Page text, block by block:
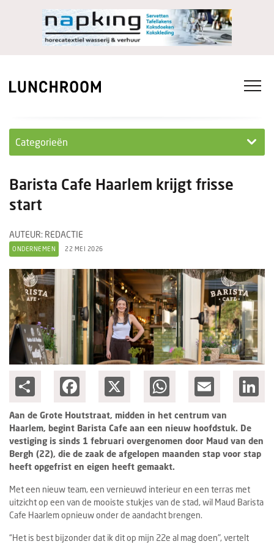
Categorieën
Nieuwe lunchrooms
Columns
Groots ondernemen
Barista Cafe Haarlem krijgt frisse
start
AUTEUR: REDACTIE
ONDERNEMEN 22 MEI 2026
Facebook WhatsAppEmail
Aan de Grote Houtstraat, midden in het centrum van
Haarlem, begint Barista Cafe aan een nieuw hoofdstuk. De
vestiging is sinds 1 februari overgenomen door Maud van den
Bergh (22), die de zaak de afgelopen maanden stap voor stap
heeft opgefrist en eigen heeft gemaakt.
Met een nieuw team, een vernieuwd interieur en een terras met
uitzicht op een van de mooiste stukjes van de stad, wil Maud Barista
Cafe Haarlem opnieuw onder de aandacht brengen.
“Het is best bijzonder dat ik dit op mijn 22e al mag doen", vertelt